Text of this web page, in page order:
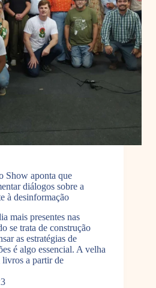
Show aponta que
diálogos sobre a
à desinformação
mais presentes nas
se trata de construção
as estratégias de
é algo essencial. A velha
livros a partir de